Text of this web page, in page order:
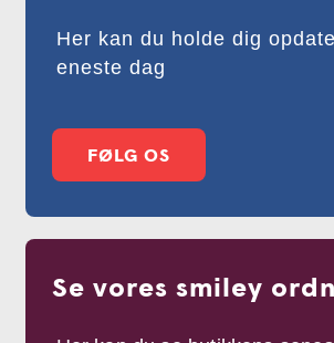
Her kan du holde dig
eneste dag
FØLG OS
Se vores smiley